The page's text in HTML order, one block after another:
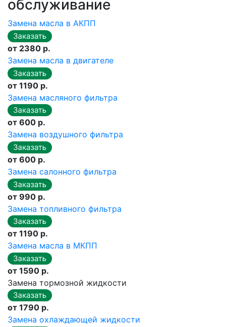
обслуживание
Замена масла в АКПП
от 2380 р.
Замена масла в двигателе
от 1190 р.
Замена масляного фильтра
от 600 р.
Замена воздушного фильтра
от 600 р.
Замена салонного фильтра
от 990 р.
Замена топливного фильтра
от 1190 р.
Замена масла в МКПП
от 1590 р.
Замена тормозной жидкости
от 1790 р.
Замена охлаждающей жидкости